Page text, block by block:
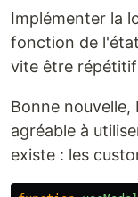
Implémenter la
fonction de
vite être
Bonne
agréable à
existe : les